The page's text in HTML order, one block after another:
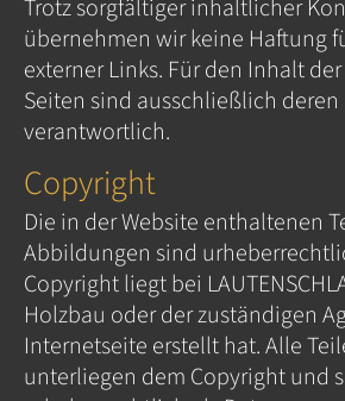
Trotz sorgfältiger inhaltlicher
übernehmen wir keine Haftung
externer Links. Für den Inhalt
Seiten sind ausschließlich
verantwortlich.
Copyright
Die in der Website enthaltenen
Abbildungen sind
Copyright liegt bei
Holzbau oder der zuständigen
Internetseite erstellt hat. Alle
unterliegen dem Copyright und